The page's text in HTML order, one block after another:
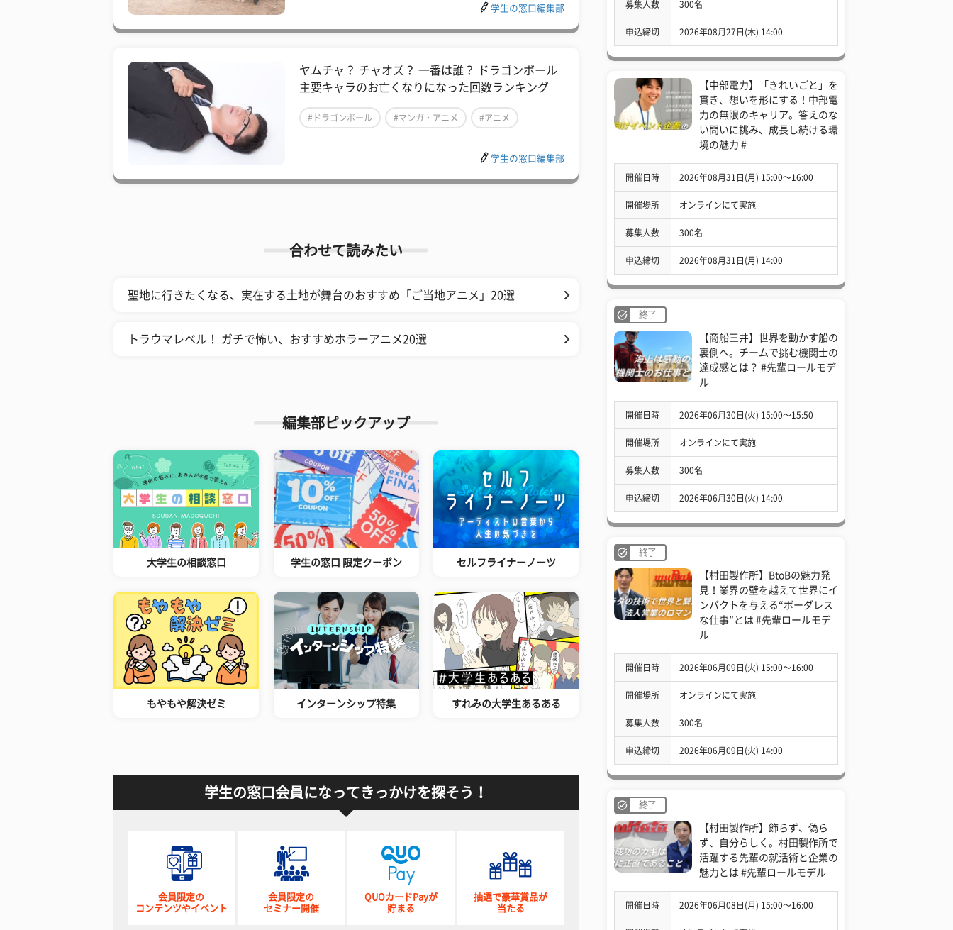
学生の窓口編集部
ヤムチャ？ チャオズ？ 一番は誰？ ドラゴンボール
主要キャラのお亡くなりになった回数ランキング
#ドラゴンボール #マンガ・アニメ #アニメ
学生の窓口編集部
合わせて読みたい
聖地に行きたくなる、実在する土地が舞台のおすすめ「ご当地アニメ」20選
トラウマレベル！ ガチで怖い、おすすめホラーアニメ20選
編集部ピックアップ
大学生の相談窓口 学生の窓口 限定クーポン セルフライナーノーツ
もやもや解決ゼミ インターンシップ特集 すれみの大学生あるある
学生の窓口会員になってきっかけを探そう！
会員限定の
コンテンツやイベント
会員限定の
セミナー開催
QUOカードPayが
貯まる
抽選で豪華賞品が
当たる
募集人数 300名
申込締切 2026年08月27日(木) 14:00
【中部電力】「きれいごと」を
貫き、想いを形にする！中部電
力の無限のキャリア。答えのな
い問いに挑み、成長し続ける環
境の魅力 #
開催日時 2026年08月31日(月) 15:00〜16:00
開催場所 オンラインにて実施
募集人数 300名
申込締切 2026年08月31日(月) 14:00
終了
【商船三井】世界を動かす船の
裏側へ。チームで挑む機関士の
達成感とは？ #先輩ロールモデ
ル
開催日時 2026年06月30日(火) 15:00〜15:50
開催場所 オンラインにて実施
募集人数 300名
申込締切 2026年06月30日(火) 14:00
終了
【村田製作所】BtoBの魅力発
見！業界の壁を越えて世界にイ
ンパクトを与える“ボーダレス
な仕事”とは #先輩ロールモデ
ル
開催日時 2026年06月09日(火) 15:00〜16:00
開催場所 オンラインにて実施
募集人数 300名
申込締切 2026年06月09日(火) 14:00
終了
【村田製作所】飾らず、偽ら
ず、自分らしく。村田製作所で
活躍する先輩の就活術と企業の
魅力とは #先輩ロールモデル
開催日時 2026年06月08日(月) 15:00〜16:00